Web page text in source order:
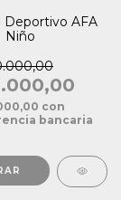
Deportivo AFA
Niño
con
bancaria